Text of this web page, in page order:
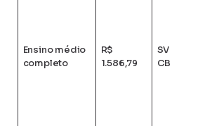
Ensino médio
completo
R$
1.586,79
SV + VT +
CB